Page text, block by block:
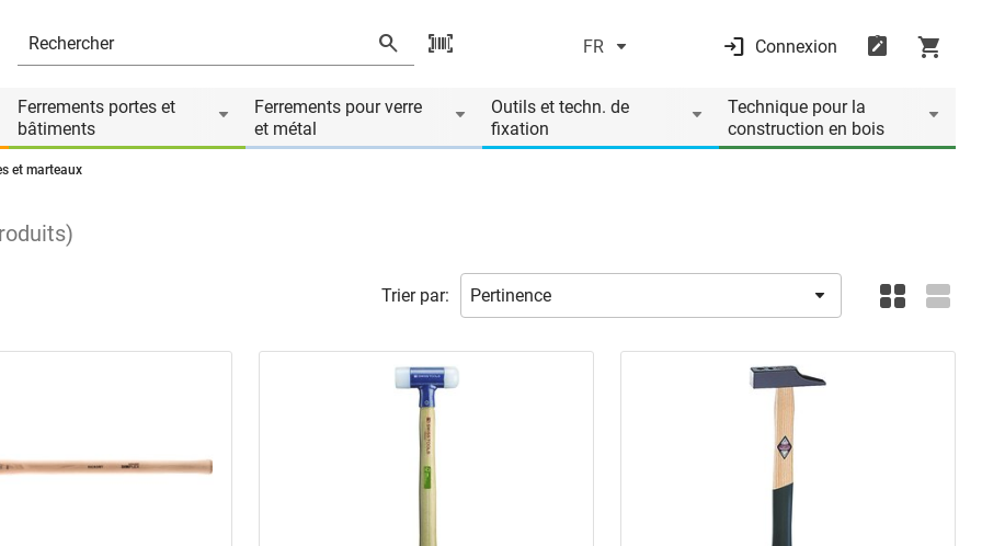
FR Connexion
Ferrements portes et
bâtiments
Ferrements pour verre
et métal
Outils et techn. de
fixation
Technique pour la
construction en bois
et marteaux
)
Trier par: